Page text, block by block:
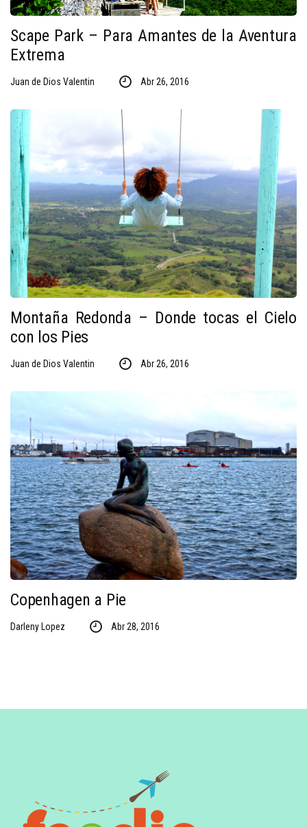
Scape Park – Para Amantes de la Aventura
Extrema
Juan de Dios Valentin Abr 26, 2016
Montaña Redonda – Donde tocas el Cielo
con los Pies
Juan de Dios Valentin Abr 26, 2016
Copenhagen a Pie
Darleny Lopez Abr 28, 2016